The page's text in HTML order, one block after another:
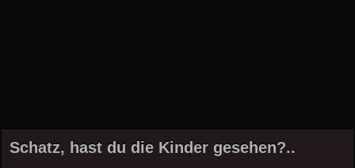
Schatz, hast du die Kinder gesehen?..